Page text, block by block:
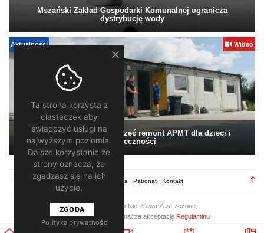
Mszański Zakład Gospodarki Komunalnej ogranicza
dystrybucję wody
Aktualności Wideo
Pomagamy. Warto wesprzeć remont APMT dla dzieci i
społeczności
Regulamin Redakcja Reklama Patronat Kontakt
2026 ©
/ Wszelkie Prawa Zastrzeżone
Korzystanie z portalu oznacza akceptację Regulaminu
Ta strona korzysta z
ciasteczek aby
świadczyć usługi na
najwyższym poziomie.
Dalsze korzystanie ze
strony oznacza, że
zgadzasz się na ich
użycie.
ZGODA
Polityka prywatności